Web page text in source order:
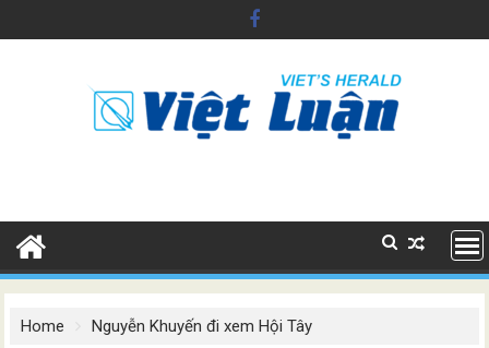
to
Home Nguyễn Khuyến đi xem Hội Tây